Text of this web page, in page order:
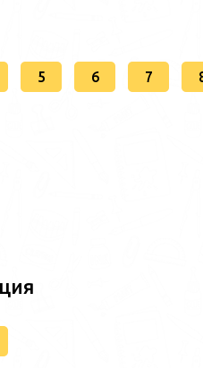
5 6 7